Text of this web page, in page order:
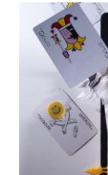
選名單的基本條
差異，讓消費者
妳。 Magnum
Expression